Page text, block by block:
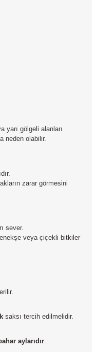
yarı gölgeli alanları
neden olabilir.
zarar görmesini
sever.
veya çiçekli bitkiler
saksı tercih edilmelidir.
aylarıdır.